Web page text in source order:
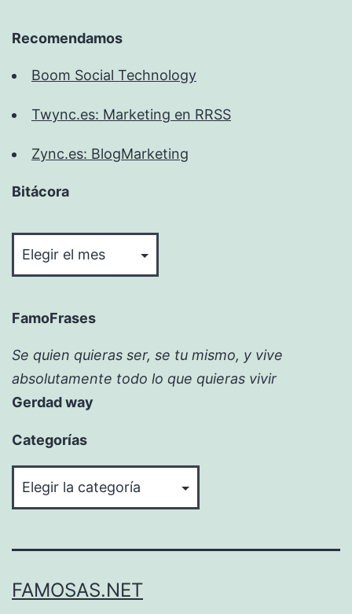
Recomendamos
Boom Social Technology
Twync.es: Marketing en RRSS
Zync.es: BlogMarketing
Bitácora
FamoFrases
Se quien quieras ser, se tu mismo, y vive
absolutamente todo lo que quieras vivir
Gerdad way
Categorías
FAMOSAS.NET